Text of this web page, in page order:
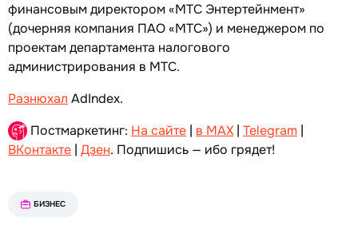
финансовым директором «МТС Энтертейнмент»
(дочерняя компания ПАО «МТС») и менеджером по
проектам департамента налогового
администрирования в МТС.
Разнюхал AdIndex.
Постмаркетинг: На сайте | в MAX | Telegram |
ВКонтакте | Дзен. Подпишись — ибо грядет!
БИЗНЕС